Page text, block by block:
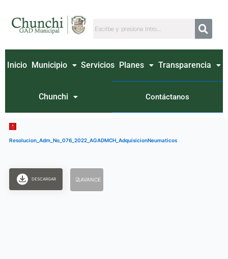
contenido
Inicio Municipio Servicios Planes Transparencia
Chunchi Contáctanos
Resolucion_Adm_No_076_2022_AGADMCH_AdquisicionNeumaticos
DESCARGAR AVANCE